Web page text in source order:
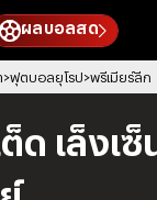
ผลบอลสด
ฟุตบอลยุโรป พรีเมียร์ลีก
ด เล็งเ